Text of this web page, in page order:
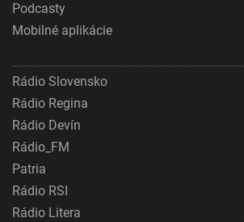
Podcasty
Mobilné aplikácie
Rádio Slovensko
Rádio Regina
Rádio Devín
Rádio_FM
Patria
Rádio RSI
Rádio Litera